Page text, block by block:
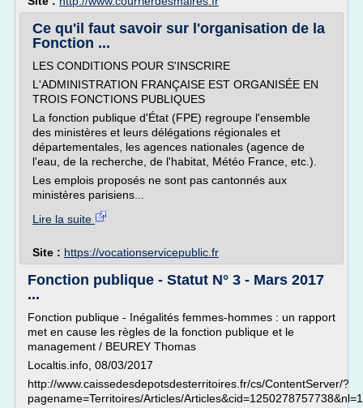
Ce qu'il faut savoir sur l'organisation de la
Fonction ...
LES CONDITIONS POUR S'INSCRIRE
L'ADMINISTRATION FRANÇAISE EST ORGANISÉE EN
TROIS FONCTIONS PUBLIQUES
La fonction publique d'État (FPE) regroupe l'ensemble
des ministères et leurs délégations régionales et
départementales, les agences nationales (agence de
l'eau, de la recherche, de l'habitat, Météo France, etc.).
Les emplois proposés ne sont pas cantonnés aux
ministères parisiens...
Lire la suite
Site : https://vocationservicepublic.fr
Fonction publique - Statut N° 3 - Mars 2017
...
Fonction publique - Inégalités femmes-hommes : un rapport
met en cause les règles de la fonction publique et le
management / BEUREY Thomas
Localtis.info, 08/03/2017
http://www.caissedesdepotsdesterritoires.fr/cs/ContentServer/?
pagename=Territoires/Articles/Articles&cid=1250278757738&nl=1